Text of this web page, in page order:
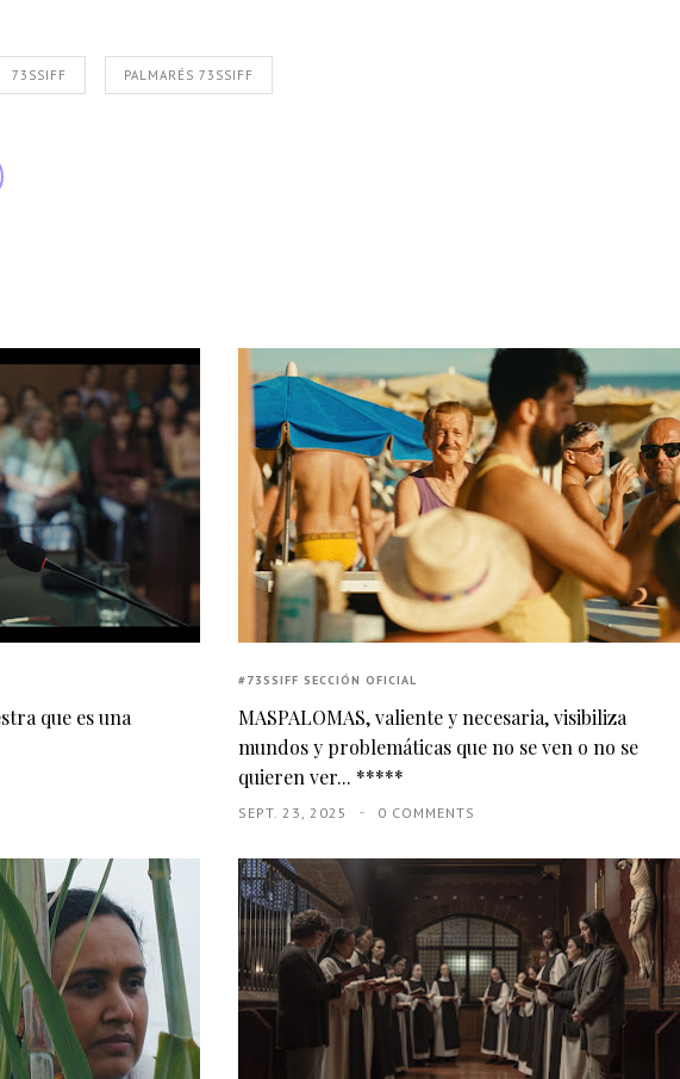
73SSIFF PALMARÉS 73SSIFF
que es una
#73SSIFF SECCIÓN OFICIAL
MASPALOMAS, valiente y necesaria, visibiliza
mundos y problemáticas que no se ven o no se
quieren ver... *****
SEPT. 23, 2025 0 COMMENTS